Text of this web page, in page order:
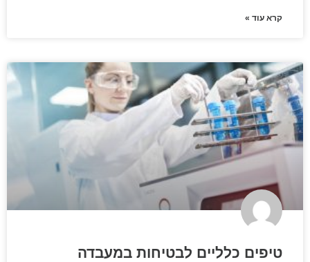
קרא עוד »
טיפים כלליים לבטיחות במעבדה